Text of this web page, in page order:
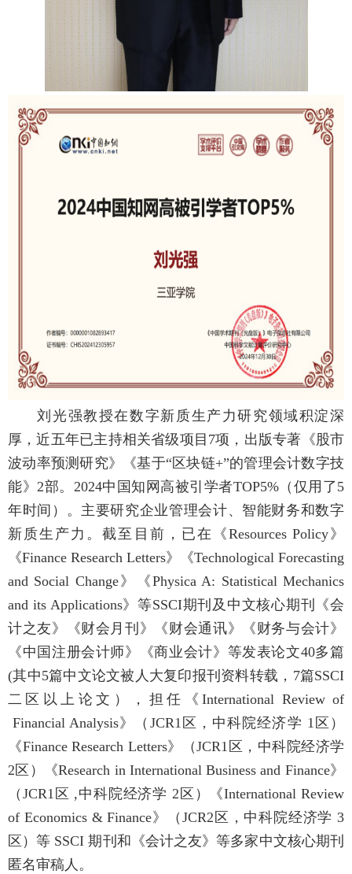
刘光强教授在数字新质生产力研究领域积淀深
厚，近五年已主持相关省级项目 7项，出版专著《股市
波动率预测研究》《基于“区块链+”的管理会计数字技
能》 2部。 2024中国知网高被引学者TOP5%（仅用了5
年时间）。主要研究企业管理会计、智能财务和数字
新质生产力。截至目前，已在《Resources Policy》
《Finance Research Letters》《Technological Forecasting
and Social Change》《Physica A: Statistical Mechanics
and its Applications》等SSCI期刊及中文核心期刊《会
计之友》《财会月刊》《财会通讯》《财务与会计》
《中国注册会计师》《商业会计》等发表论文40多篇
(其中5篇中文论文被人大复印报刊资料转载， 7篇SSCI
二区以上论文），担任《International Review of
Financial Analysis》（ JCR1 区，中科院经济学 1 区）
《Finance Research Letters》（JCR1 区，中科院经济学
2区）《Research in International Business and Finance》
（ JCR1 区 , 中科院经济学 2 区）《International Review
of Economics & Finance》（ JCR2 区，中科院经济学 3
区）等 SSCI期刊和《会计之友》等多家中文核心期刊
匿名审稿人。